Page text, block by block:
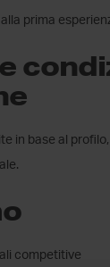
prima
in base al profilo,
competitive